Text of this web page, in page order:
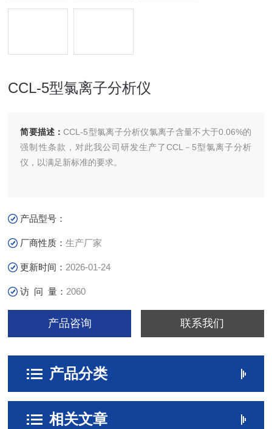
CCL-5型氯离子分析仪
简要描述：CCL-5型氯离子分析仪氯离子含量不大于0.06%的
强制性条款，对此我公司研发生产了CCL－5型氯离子分析
仪，以满足新标准的要求。
产品型号：
厂商性质：生产厂家
更新时间： 2026-01-24
访 问 量： 2060
产品咨询 联系我们
产品分类
相关文章